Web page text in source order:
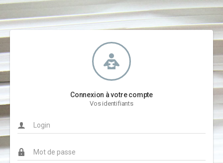
Connexion à votre compte
Vos identifiants